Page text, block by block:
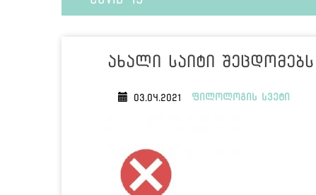
ახალი საიტი
03.04.2021 ფილოლოგის სვეტი